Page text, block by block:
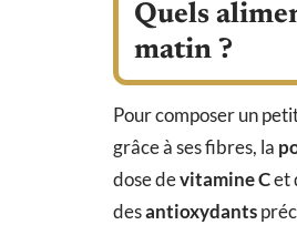
Quels
matin ?
Pour composer un
grâce à ses fibres, la
dose devitamine Cet
desantioxydants